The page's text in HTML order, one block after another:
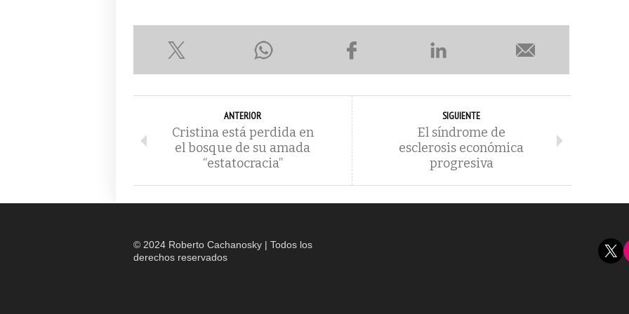
ANTERIOR
Cristina está perdida en
el bosque de su amada
“estatocracia”
SIGUIENTE
El síndrome de
esclerosis económica
progresiva
© 2024 Roberto Cachanosky | Todos los
derechos reservados
X